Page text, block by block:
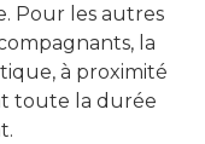
Pour les autres
la
à proximité
toute la durée